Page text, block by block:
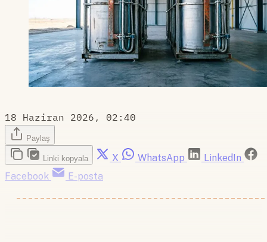
18 Haziran 2026, 02:40
Paylaş
Linki kopyala X WhatsApp
LinkedIn
Facebook
E-posta